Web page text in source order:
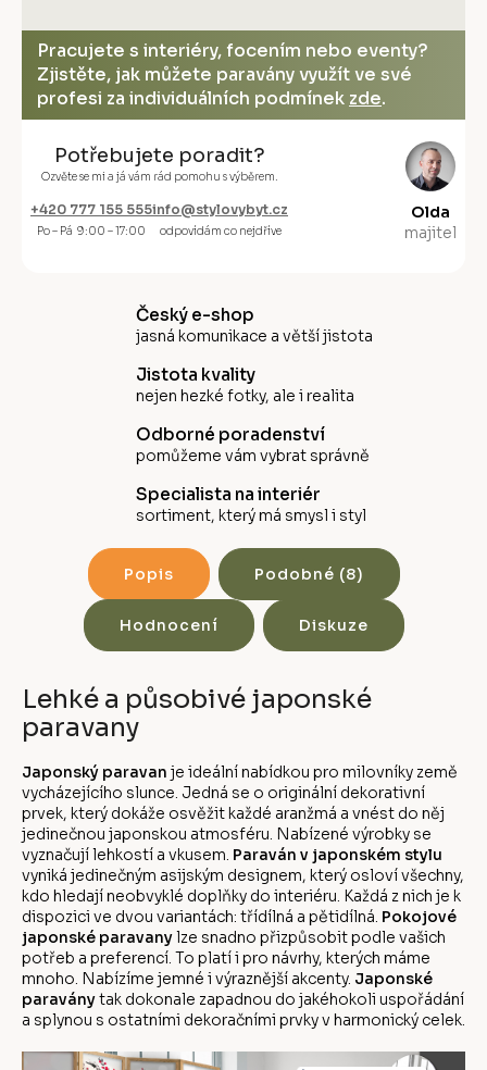
Pracujete s interiéry, focením nebo eventy?
Zjistěte, jak můžete paravány využít ve své
profesi za individuálních podmínek zde.
Potřebujete poradit?
Ozvěte se mi a já vám rád pomohu s výběrem.
+420 777 155 555
Po – Pá 9:00 – 17:00
info@stylovybyt.cz
odpovídám co nejdříve
Olda
majitel
Český e-shop
jasná komunikace a větší jistota
Jistota kvality
nejen hezké fotky, ale i realita
Odborné poradenství
pomůžeme vám vybrat správně
Specialista na interiér
sortiment, který má smysl i styl
Popis Podobné (8)
Hodnocení Diskuze
Lehké a působivé japonské
paravany
Japonský paravan je ideální nabídkou pro milovníky země
vycházejícího slunce. Jedná se o originální dekorativní
prvek, který dokáže osvěžit každé aranžmá a vnést do něj
jedinečnou japonskou atmosféru. Nabízené výrobky se
vyznačují lehkostí a vkusem. Paraván v japonském stylu
vyniká jedinečným asijským designem, který osloví všechny,
kdo hledají neobvyklé doplňky do interiéru. Každá z nich je k
dispozici ve dvou variantách: třídílná a pětidílná. Pokojové
japonské paravanylze snadno přizpůsobit podle vašich
potřeb a preferencí. To platí i pro návrhy, kterých máme
mnoho. Nabízíme jemné i výraznější akcenty. Japonské
paraványtak dokonale zapadnou do jakéhokoli uspořádání
a splynou s ostatními dekoračními prvky v harmonický celek.